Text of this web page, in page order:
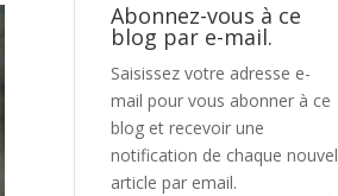
Abonnez-vous à ce
blog par e-mail.
Saisissez votre adresse e-
mail pour vous abonner à ce
blog et recevoir une
notification de chaque nouvel
article par email.